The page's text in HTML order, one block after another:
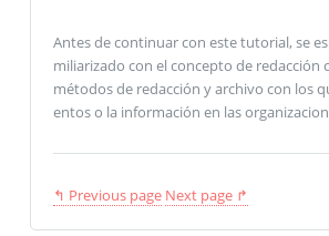
Antes de continuar con este tutorial, se
miliarizado con el concepto de redacción
métodos de redacción y archivo con los
entos o la información en las
↰ Previous page Next page ↱